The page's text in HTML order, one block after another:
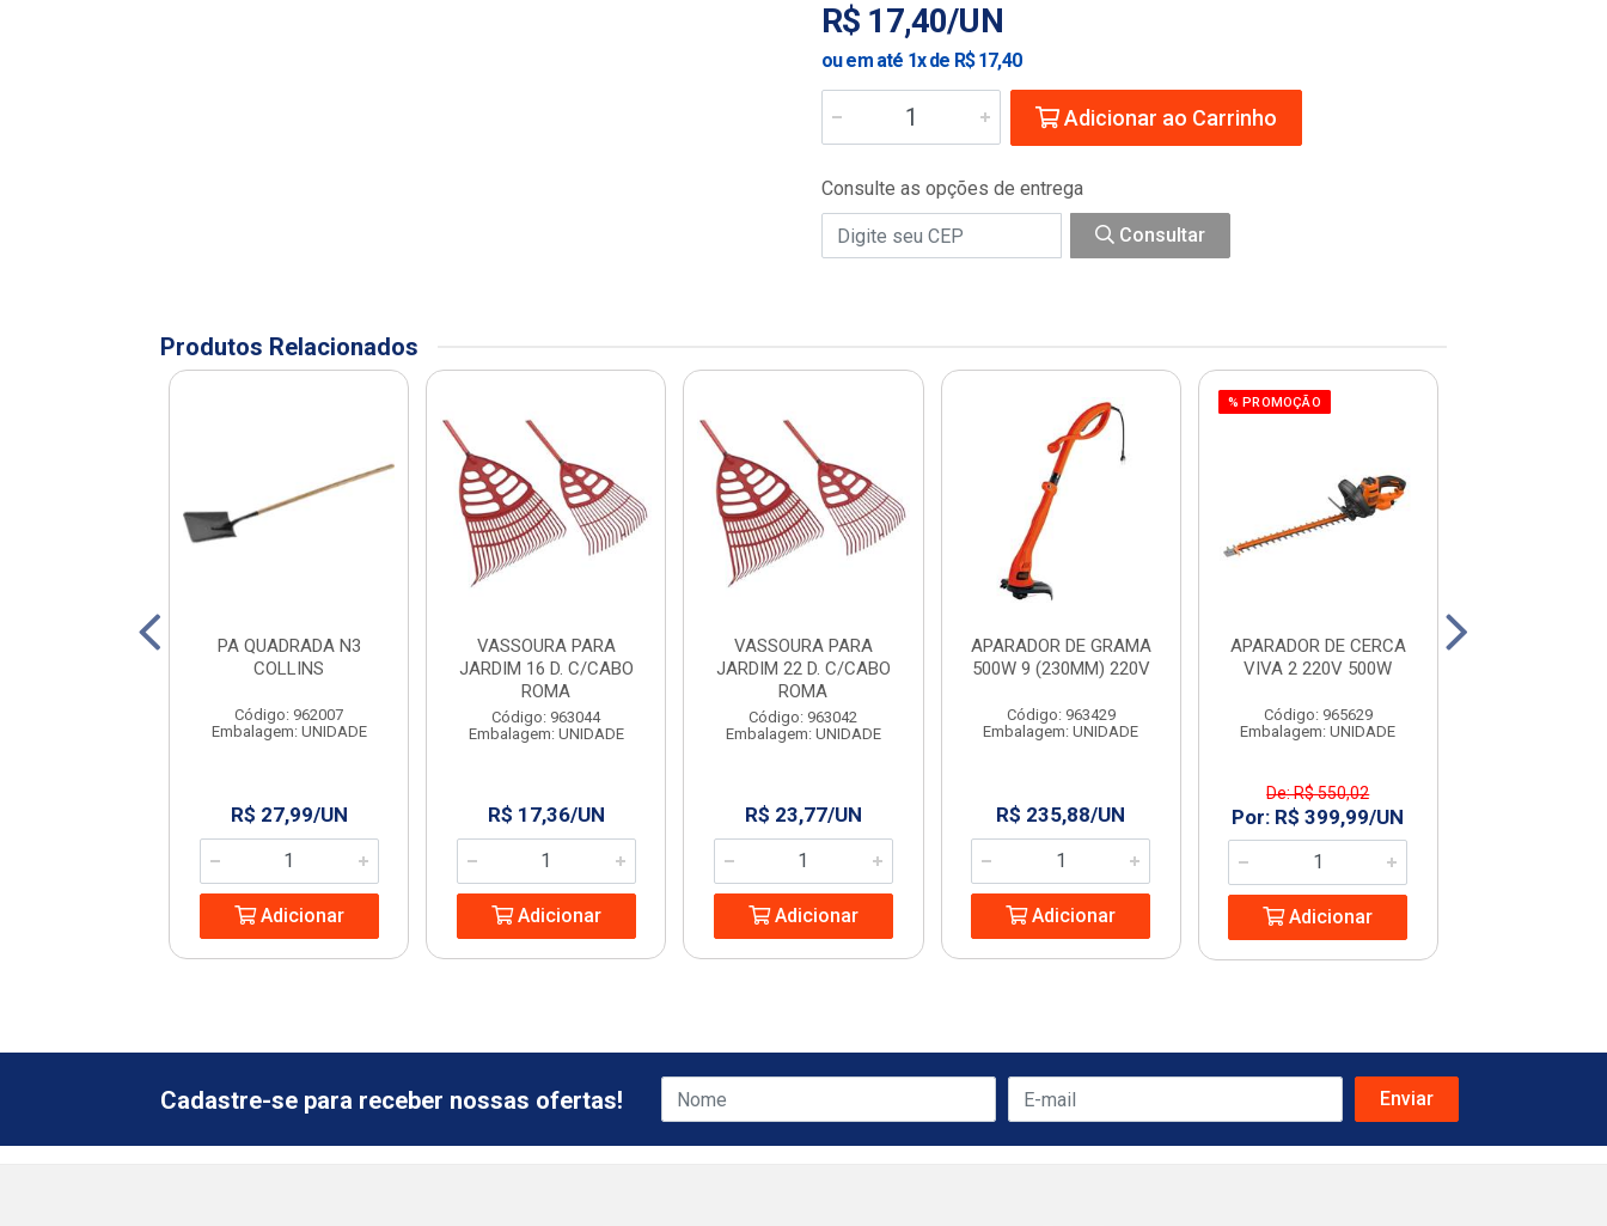
R$ 17,40/UN
ou em até 1x de R$ 17,40
Adicionar ao Carrinho
Consulte as opções de entrega
Consultar
Produtos Relacionados
PA QUADRADA N3
COLLINS
Código: 962007
Embalagem: UNIDADE
R$ 27,99/UN
Adicionar
VASSOURA PARA
JARDIM 16 D. C/CABO
ROMA
Código: 963044
Embalagem: UNIDADE
R$ 17,36/UN
Adicionar
VASSOURA PARA
JARDIM 22 D. C/CABO
ROMA
Código: 963042
Embalagem: UNIDADE
R$ 23,77/UN
Adicionar
APARADOR DE GRAMA
500W 9 (230MM) 220V
Código: 963429
Embalagem: UNIDADE
R$ 235,88/UN
Adicionar
% PROMOÇÃO
APARADOR DE CERCA
VIVA 2 220V 500W
Código: 965629
Embalagem: UNIDADE
De: R$ 550,02
Por: R$ 399,99/UN
Adicionar
Cadastre-se para receber nossas ofertas!